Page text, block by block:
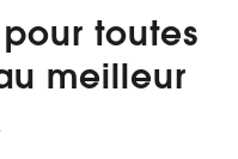
toutes
meilleur